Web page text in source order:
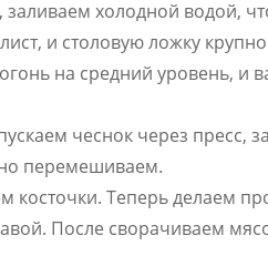
холодной водой,
и столовую ложку
на средний уровень, и
чеснок через пресс,
перемешиваем.
косточки. Теперь делаем
После сворачиваем